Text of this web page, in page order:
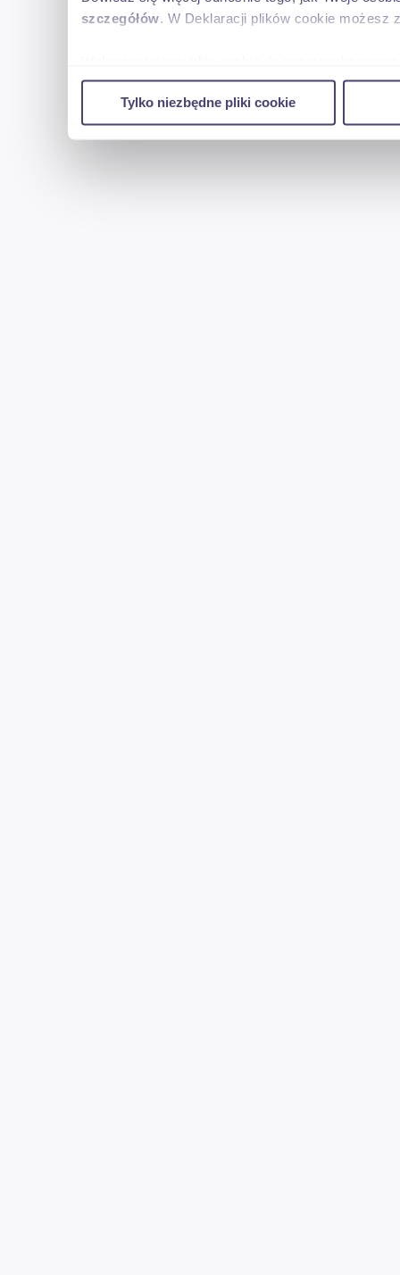
szczegółów. W Deklaracji plików cookie możesz
w naszej witrynie. Informacje o tym, jak
reklamowym i analitycznym. Partnerzy mogą
uzyskanymi podczas korzystania z ich usług.
Tylko niezbędne pliki cookie